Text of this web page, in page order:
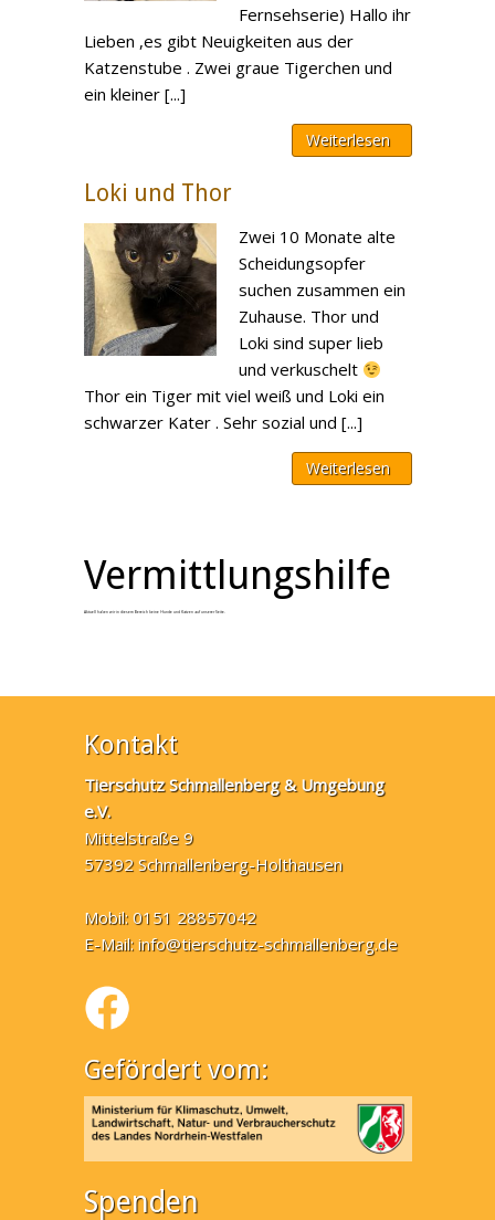
Fernsehserie) Hallo ihr
Lieben ,es gibt Neuigkeiten aus der
Katzenstube . Zwei graue Tigerchen und
ein kleiner [...]
Weiterlesen
Loki und Thor
Zwei 10 Monate alte
Scheidungsopfer
suchen zusammen ein
Zuhause. Thor und
Loki sind super lieb
und verkuschelt
Thor ein Tiger mit viel weiß und Loki ein
schwarzer Kater . Sehr sozial und [...]
Weiterlesen
Vermittlungshilfe
Aktuell haben wir in diesem Bereich keine Hunde und Katzen auf unserer Seite.
Kontakt
Tierschutz Schmallenberg & Umgebung
e.V.
Mittelstraße 9
57392 Schmallenberg-Holthausen
Mobil: 0151 28857042
E-Mail:info@tierschutz-schmallenberg.de
Gefördert vom:
Spenden